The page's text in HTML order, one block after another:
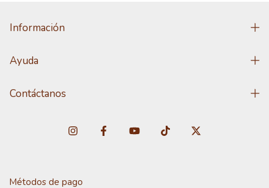
Información
Ayuda
Contáctanos
Métodos de pago